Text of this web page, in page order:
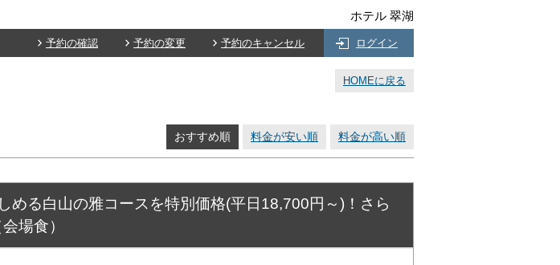
ホテル 翠湖
予約の確認 予約の変更 予約のキャンセル ログイン
HOMEに戻る
おすすめ順 料金が安い順 料金が高い順
める白山の雅コースを特別価格(平日18,700円～)！さら
場食）